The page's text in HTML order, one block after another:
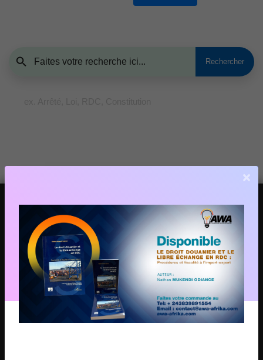
Addresse
8497 Shaumba, Kinshasa - RDC
Téléphone
×